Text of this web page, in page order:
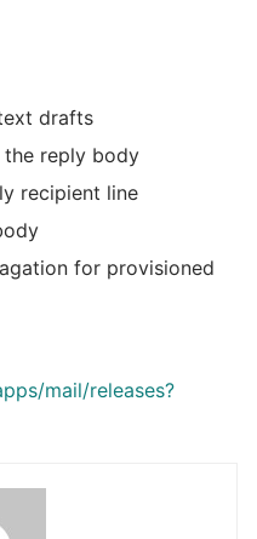
drafts
the reply body
recipient line
for provisioned
mail/releases?